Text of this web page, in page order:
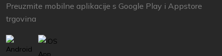
Preuzmite mobilne aplikacije s Google Play i Appstore
trgovina